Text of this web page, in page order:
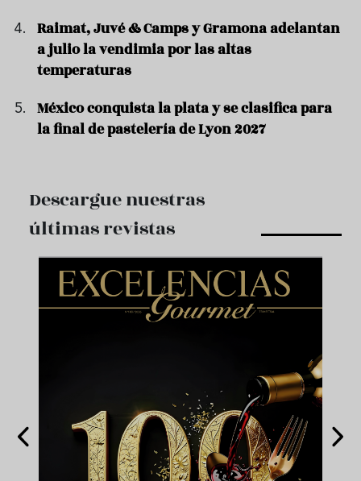
Raimat, Juvé & Camps y Gramona adelantan
a julio la vendimia por las altas
temperaturas
México conquista la plata y se clasifica para
la final de pastelería de Lyon 2027
Descargue nuestras
últimas revistas